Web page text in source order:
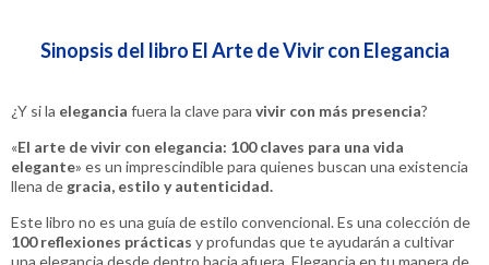
Sinopsis del libro El Arte de Vivir con Elegancia
¿Y si la elegancia fuera la clave para vivir con más presencia?
«El arte de vivir con elegancia: 100 claves para una vida
elegante» es un imprescindible para quienes buscan una existencia
llena de gracia, estilo y autenticidad.
Este libro no es una guía de estilo convencional. Es una colección de
100 reflexiones prácticas y profundas que te ayudarán a cultivar
una elegancia desde dentro hacia afuera. Elegancia en tu manera de